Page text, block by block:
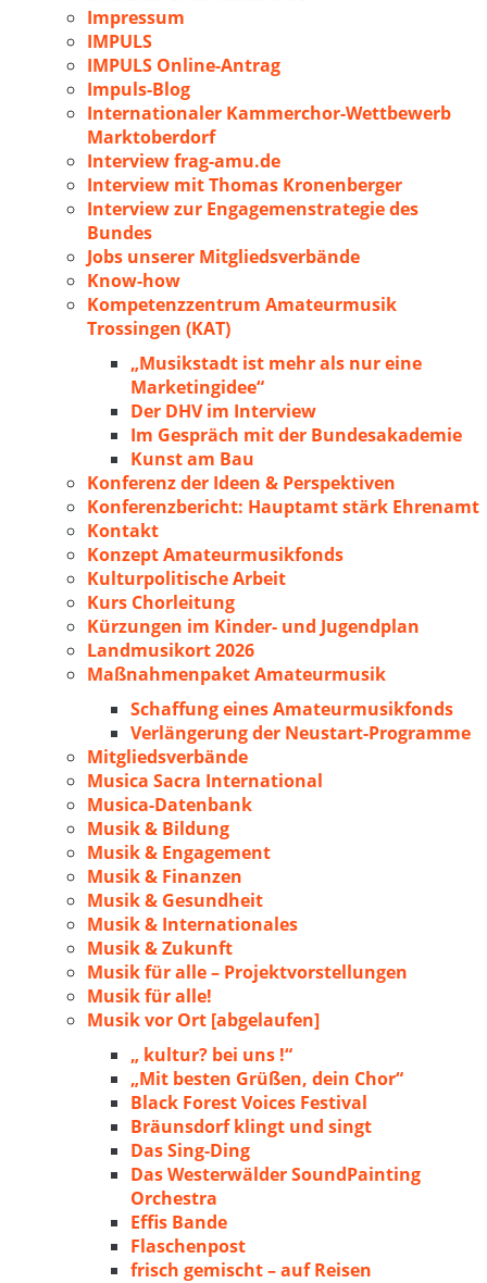
Impressum
IMPULS
IMPULS Online-Antrag
Impuls-Blog
Internationaler Kammerchor-Wettbewerb
Marktoberdorf
Interview frag-amu.de
Interview mit Thomas Kronenberger
Interview zur Engagemenstrategie des
Bundes
Jobs unserer Mitgliedsverbände
Know-how
Kompetenzzentrum Amateurmusik
Trossingen (KAT)
„Musikstadt ist mehr als nur eine
Marketingidee“
Der DHV im Interview
Im Gespräch mit der Bundesakademie
Kunst am Bau
Konferenz der Ideen & Perspektiven
Konferenzbericht: Hauptamt stärk Ehrenamt
Kontakt
Konzept Amateurmusikfonds
Kulturpolitische Arbeit
Kurs Chorleitung
Kürzungen im Kinder- und Jugendplan
Landmusikort 2026
Maßnahmenpaket Amateurmusik
Schaffung eines Amateurmusikfonds
Verlängerung der Neustart-Programme
Mitgliedsverbände
Musica Sacra International
Musica-Datenbank
Musik & Bildung
Musik & Engagement
Musik & Finanzen
Musik & Gesundheit
Musik & Internationales
Musik & Zukunft
Musik für alle – Projektvorstellungen
Musik für alle!
Musik vor Ort [abgelaufen]
„ kultur? bei uns !“
„Mit besten Grüßen, dein Chor“
Black Forest Voices Festival
Bräunsdorf klingt und singt
Das Sing-Ding
Das Westerwälder SoundPainting
Orchestra
Effis Bande
Flaschenpost
frisch gemischt – auf Reisen